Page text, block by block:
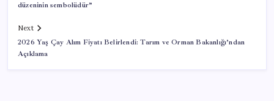
düzeninin sembolüdür”
Next
2026 Yaş Çay Alım Fiyatı Belirlendi: Tarım ve Orman Bakanlığı’ndan
Açıklama